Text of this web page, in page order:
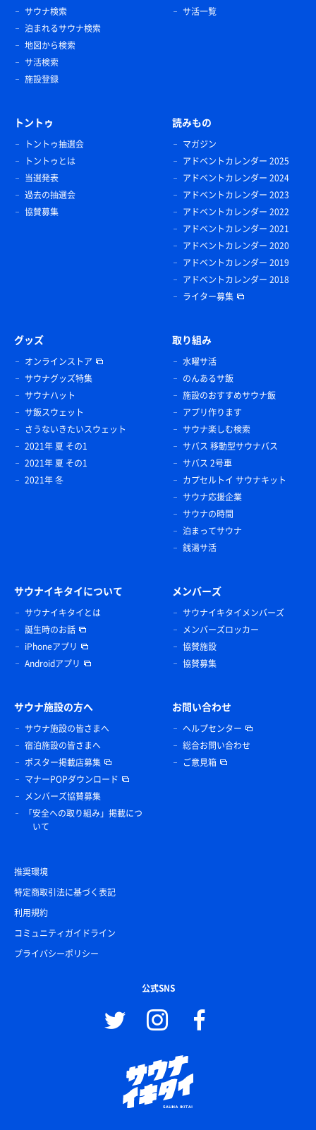
サウナ検索
泊まれるサウナ検索
地図から検索
サ活検索
施設登録
サ活一覧
トントゥ
トントゥ抽選会
トントゥとは
当選発表
過去の抽選会
協賛募集
読みもの
マガジン
アドベントカレンダー 2025
アドベントカレンダー 2024
アドベントカレンダー 2023
アドベントカレンダー 2022
アドベントカレンダー 2021
アドベントカレンダー 2020
アドベントカレンダー 2019
アドベントカレンダー 2018
ライター募集
グッズ
オンラインストア
サウナグッズ特集
サウナハット
サ飯スウェット
さうないきたいスウェット
2021年 夏 その1
2021年 夏 その1
2021年 冬
取り組み
水曜サ活
のんあるサ飯
施設のおすすめサウナ飯
アプリ作ります
サウナ楽しむ検索
サバス 移動型サウナバス
サバス 2号車
カプセルトイ サウナキット
サウナ応援企業
サウナの時間
泊まってサウナ
銭湯サ活
サウナイキタイについて
サウナイキタイとは
誕生時のお話
iPhoneアプリ
Androidアプリ
メンバーズ
サウナイキタイメンバーズ
メンバーズロッカー
協賛施設
協賛募集
サウナ施設の方へ
サウナ施設の皆さまへ
宿泊施設の皆さまへ
ポスター掲載店募集
マナーPOPダウンロード
メンバーズ協賛募集
「安全への取り組み」掲載につ
いて
お問い合わせ
ヘルプセンター
総合お問い合わせ
ご意見箱
推奨環境
特定商取引法に基づく表記
利用規約
コミュニティガイドライン
プライバシーポリシー
公式SNS